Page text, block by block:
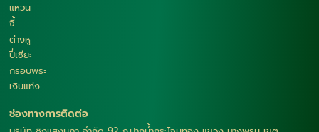
แหวน
จี้
ต่างหู
ปี่เซียะ
กรอบพระ
เงินแท่ง
ช่องทางการติดต่อ